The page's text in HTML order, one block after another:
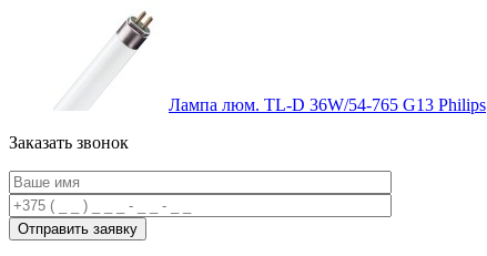
Лампа люм. TL-D 36W/54-765 G13 Philips
Заказать звонок